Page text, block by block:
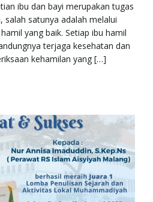
ibu dan bayi merupakan tugas
salah satunya adalah melalui
yang baik. Setiap ibu hamil
terjaga kesehatan dan
kehamilan yang […]